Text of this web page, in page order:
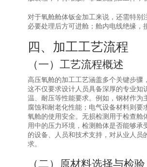
对于氧舱舱体钣金加工来说，还需特
必要处理后方可进舱；舱内电线绝缘，
四、加工工艺流程
（一）工艺流程概述
高压氧舱的加工工艺涵盖多个关键步骤
这不仅要求设计人员具备深厚的专业
温、耐压等性能要求。例如，钢材作
腐蚀和耐老化性能；电气设备材料则
氧舱的使用安全。无损检测用于检查
用中的压力环境，检测舱体是否能够
的设备、人员和技术支持，对从业人
求。
（二）原材料选择与检验